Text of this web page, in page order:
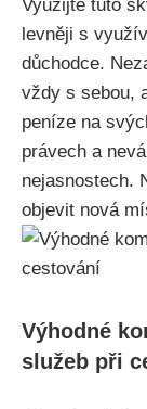
Využijte ⁣tuto
levněji ⁤s
důchodce.
vždy s ‌sebou,
‌peníze na
právech a
nejasnostech.
⁤objevit nová
Výhodné
služeb při